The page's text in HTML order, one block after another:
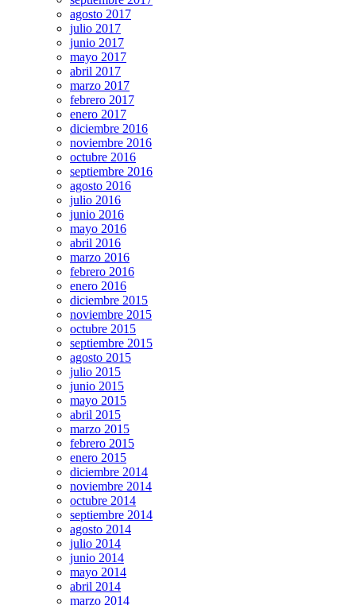
agosto 2017
julio 2017
junio 2017
mayo 2017
abril 2017
marzo 2017
febrero 2017
enero 2017
diciembre 2016
noviembre 2016
octubre 2016
septiembre 2016
agosto 2016
julio 2016
junio 2016
mayo 2016
abril 2016
marzo 2016
febrero 2016
enero 2016
diciembre 2015
noviembre 2015
octubre 2015
septiembre 2015
agosto 2015
julio 2015
junio 2015
mayo 2015
abril 2015
marzo 2015
febrero 2015
enero 2015
diciembre 2014
noviembre 2014
octubre 2014
septiembre 2014
agosto 2014
julio 2014
junio 2014
mayo 2014
abril 2014
marzo 2014